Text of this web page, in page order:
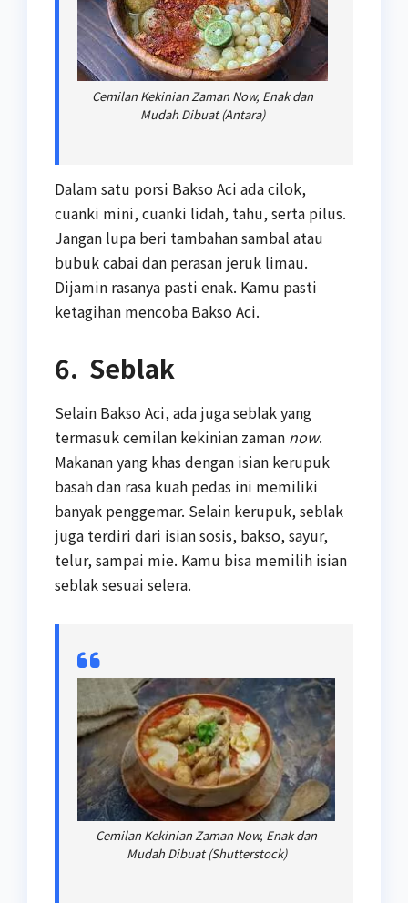
Cemilan Kekinian Zaman Now, Enak dan
Mudah Dibuat (Antara)
Dalam satu porsi Bakso Aci ada cilok,
cuanki mini, cuanki lidah, tahu, serta pilus.
Jangan lupa beri tambahan sambal atau
bubuk cabai dan perasan jeruk limau.
Dijamin rasanya pasti enak. Kamu pasti
ketagihan mencoba Bakso Aci.
6. Seblak
Selain Bakso Aci, ada juga seblak yang
termasuk cemilan kekinian zaman now.
Makanan yang khas dengan isian kerupuk
basah dan rasa kuah pedas ini memiliki
banyak penggemar. Selain kerupuk, seblak
juga terdiri dari isian sosis, bakso, sayur,
telur, sampai mie. Kamu bisa memilih isian
seblak sesuai selera.
Cemilan Kekinian Zaman Now, Enak dan
Mudah Dibuat (Shutterstock)